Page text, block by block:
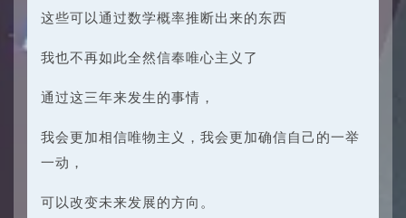
这些可以通过数学概率推断出来的东西
我也不再如此全然信奉唯心主义了
通过这三年来发生的事情，
我会更加相信唯物主义，我会更加确信自己的一举
一动，
可以改变未来发展的方向。